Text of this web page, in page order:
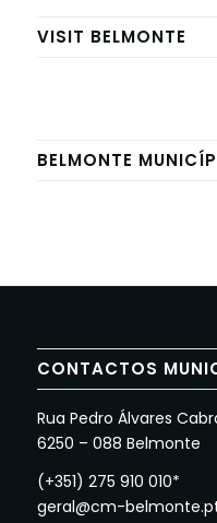
VISIT BELMONTE
BELMONTE
CONTACTOS
Rua Pedro Álvares
6250 – 088 Belmonte
(+351) 275 910 010*
geral@cm-